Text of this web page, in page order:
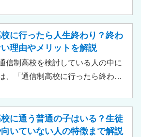
実績を豊富にもつ学校もありま
。
、サポート校のみでは高卒資格を
得できません。 ただし、個別の学
指導やスクールカウンセラーによ
生活面での相談など手厚い支援が
しょう。 この記事では、サポート
の特徴や通信制高校との違い、メ
に行ったら人生終わり？終わ
い理由やメリットを解説
信制高校を検討している人の中に
、「通信制高校に行ったら終わ
ある人もいるのではないでしょう
。 結論から言うと、通信制高校に
に通う普通の子はいる？生徒
いていない人の特徴まで解説